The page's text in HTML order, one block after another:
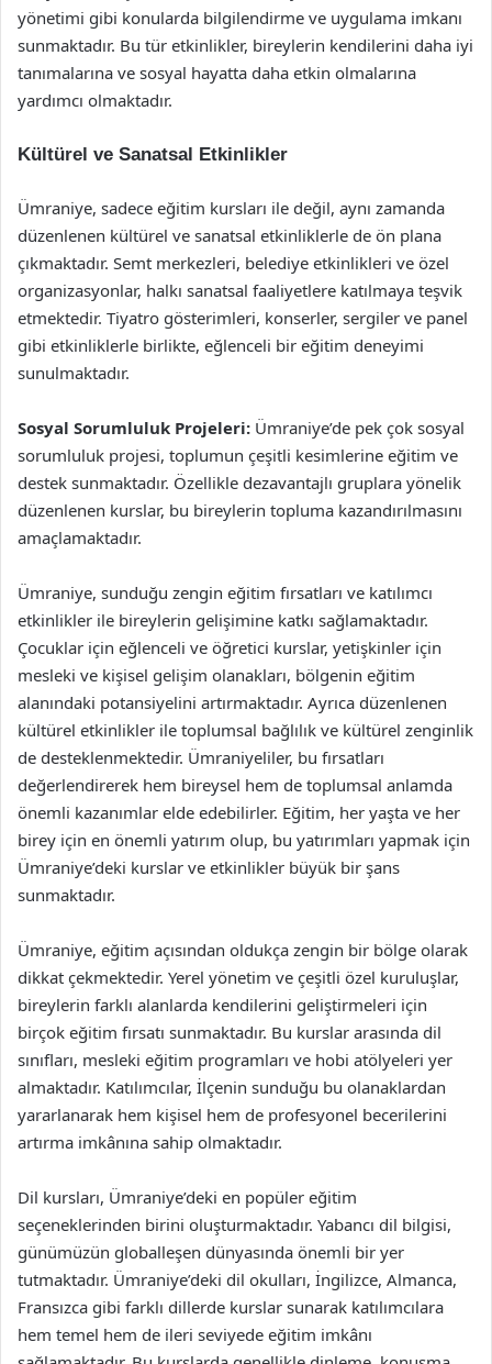
yönetimi gibi konularda bilgilendirme ve uygulama imkanı
sunmaktadır. Bu tür etkinlikler, bireylerin kendilerini daha iyi
tanımalarına ve sosyal hayatta daha etkin olmalarına
yardımcı olmaktadır.
Kültürel ve Sanatsal Etkinlikler
Ümraniye, sadece eğitim kursları ile değil, aynı zamanda
düzenlenen kültürel ve sanatsal etkinliklerle de ön plana
çıkmaktadır. Semt merkezleri, belediye etkinlikleri ve özel
organizasyonlar, halkı sanatsal faaliyetlere katılmaya teşvik
etmektedir. Tiyatro gösterimleri, konserler, sergiler ve panel
gibi etkinliklerle birlikte, eğlenceli bir eğitim deneyimi
sunulmaktadır.
Sosyal Sorumluluk Projeleri: Ümraniye’de pek çok sosyal
sorumluluk projesi, toplumun çeşitli kesimlerine eğitim ve
destek sunmaktadır. Özellikle dezavantajlı gruplara yönelik
düzenlenen kurslar, bu bireylerin topluma kazandırılmasını
amaçlamaktadır.
Ümraniye, sunduğu zengin eğitim fırsatları ve katılımcı
etkinlikler ile bireylerin gelişimine katkı sağlamaktadır.
Çocuklar için eğlenceli ve öğretici kurslar, yetişkinler için
mesleki ve kişisel gelişim olanakları, bölgenin eğitim
alanındaki potansiyelini artırmaktadır. Ayrıca düzenlenen
kültürel etkinlikler ile toplumsal bağlılık ve kültürel zenginlik
de desteklenmektedir. Ümraniyeliler, bu fırsatları
değerlendirerek hem bireysel hem de toplumsal anlamda
önemli kazanımlar elde edebilirler. Eğitim, her yaşta ve her
birey için en önemli yatırım olup, bu yatırımları yapmak için
Ümraniye’deki kurslar ve etkinlikler büyük bir şans
sunmaktadır.
Ümraniye, eğitim açısından oldukça zengin bir bölge olarak
dikkat çekmektedir. Yerel yönetim ve çeşitli özel kuruluşlar,
bireylerin farklı alanlarda kendilerini geliştirmeleri için
birçok eğitim fırsatı sunmaktadır. Bu kurslar arasında dil
sınıfları, mesleki eğitim programları ve hobi atölyeleri yer
almaktadır. Katılımcılar, İlçenin sunduğu bu olanaklardan
yararlanarak hem kişisel hem de profesyonel becerilerini
artırma imkânına sahip olmaktadır.
Dil kursları, Ümraniye’deki en popüler eğitim
seçeneklerinden birini oluşturmaktadır. Yabancı dil bilgisi,
günümüzün globalleşen dünyasında önemli bir yer
tutmaktadır. Ümraniye’deki dil okulları, İngilizce, Almanca,
Fransızca gibi farklı dillerde kurslar sunarak katılımcılara
hem temel hem de ileri seviyede eğitim imkânı